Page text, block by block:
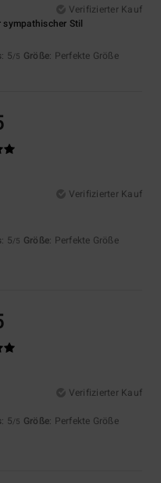
Verifizierter Kauf
Stil
: 5/5 Größe: Perfekte Größe
Verifizierter Kauf
: 5/5 Größe: Perfekte Größe
Verifizierter Kauf
: 5/5 Größe: Perfekte Größe